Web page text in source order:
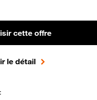
cette offre
le détail